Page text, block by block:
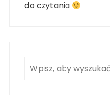
do czytania